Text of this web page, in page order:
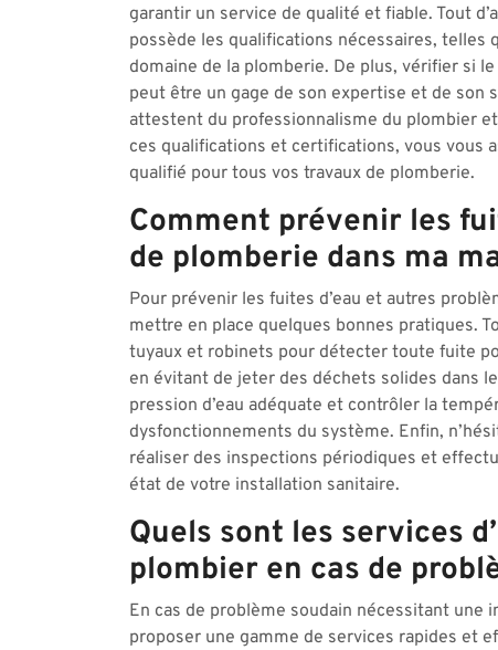
garantir un service de qualité et fiable. Tout
possède les qualifications nécessaires, telles
domaine de la plomberie. De plus, vérifier si
peut être un gage de son expertise et de son
attestent du professionnalisme du plombier
ces qualifications et certifications, vous vous
qualifié pour tous vos travaux de plomberie.
Comment prévenir les
de plomberie dans ma
Pour prévenir les fuites d’eau et autres
mettre en place quelques bonnes pratiques.
tuyaux et robinets pour détecter toute fuite
en évitant de jeter des déchets solides dans
pression d’eau adéquate et contrôler la
dysfonctionnements du système. Enfin,
réaliser des inspections périodiques et
état de votre installation sanitaire.
Quels sont les services
plombier en cas de
En cas de problème soudain nécessitant une
proposer une gamme de services rapides et